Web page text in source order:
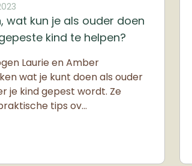
wat kun je als ouder doen
kind te helpen?
Laurie en Amber
wat je kunt doen als ouder
je kind gepest wordt. Ze
tips ov…